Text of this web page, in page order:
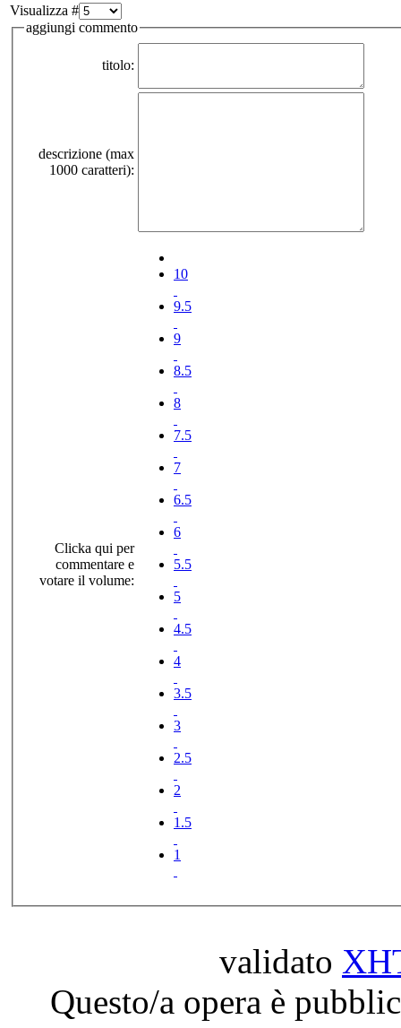
Visualizza #
aggiungi commento
titolo:
descrizione (max
1000 caratteri):
Clicka qui per
commentare e
votare il volume:
10
9.5
9
8.5
8
7.5
7
6.5
6
5.5
5
4.5
4
3.5
3
2.5
2
1.5
1
validato
Questo/a opera è